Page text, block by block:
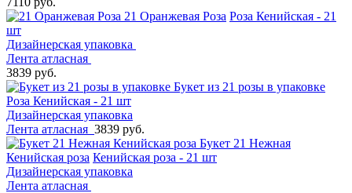
21 Оранжевая Роза Роза Кенийская - 21
шт
Дизайнерская упаковка
Лента атласная
3839 руб.
Букет из 21 розы в упаковке
Роза Кенийская - 21 шт
Дизайнерская упаковка
Лента атласная 3839 руб.
Букет 21 Нежная
Кенийская роза Кенийская роза - 21 шт
Дизайнерская упаковка
Лента атласная